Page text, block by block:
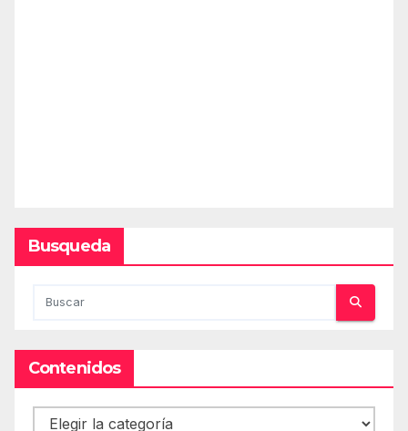
Busqueda
Contenidos
Contenidos